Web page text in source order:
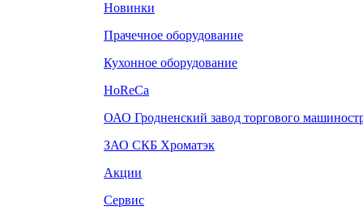
Новинки
Прачечное оборудование
Кухонное оборудование
HoReCa
ОАО Гродненский завод торгового
ЗАО СКБ Хроматэк
Акции
Сервис